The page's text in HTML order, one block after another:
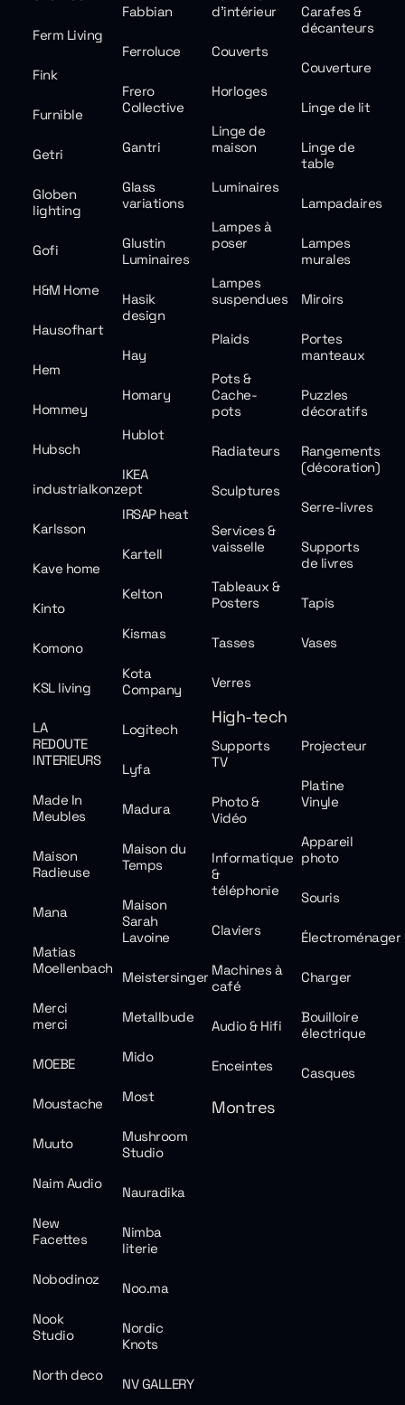
Fabbian
Ferm Living
Ferroluce
Fink
Frero
Collective
Furnible
Gantri
Getri
Glass
variations
Globen
lighting
Glustin
Luminaires
Gofi
H&M Home
Hasik
design
Hausofhart
Hay
Hem
Homary
Hommey
Hublot
Hubsch
IKEA
industrialkonzept
IRSAP heat
Karlsson
Kartell
Kave home
Kelton
Kinto
Kismas
Komono
Kota
Company
KSL living
LA
REDOUTE
INTERIEURS
Logitech
Lyfa
Made In
Meubles
Madura
Maison du
Temps
Maison
Radieuse
Maison
Sarah
Lavoine
Mana
Matias
Moellenbach
Meistersinger
Merci
merci
Metallbude
Mido
MOEBE
Most
Moustache
Mushroom
Studio
Muuto
Naim Audio
Nauradika
New
Facettes
Nimba
literie
Nobodinoz
Noo.ma
Nook
Studio
Nordic
Knots
North deco
NV GALLERY
d'intérieur
Carafes &
décanteurs
Couverts
Couverture
Horloges
Linge de lit
Linge de
maison
Linge de
table
Luminaires
Lampadaires
Lampes à
poser
Lampes
murales
Lampes
suspendues
Miroirs
Plaids
Portes
manteaux
Pots &
Cache-
pots
Puzzles
décoratifs
Radiateurs
Rangements
(décoration)
Sculptures
Serre-livres
Services &
vaisselle
Supports
de livres
Tableaux &
Posters
Tapis
Tasses Vases
Verres
High-tech
Supports
TV
Projecteur
Platine
Vinyle
Photo &
Vidéo
Appareil
photo
Informatique
&
téléphonie
Souris
Claviers
Électroménager
Machines à
café
Charger
Bouilloire
électrique
Audio & Hifi
Enceintes Casques
Montres